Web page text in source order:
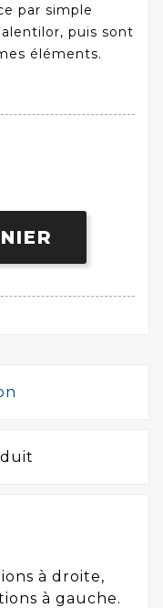
par simple
puis sont
éléments.
à droite,
à gauche.